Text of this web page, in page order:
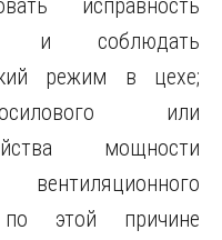
исправность
и соблюдать
режим в цехе;
или
мощности
по этой причине